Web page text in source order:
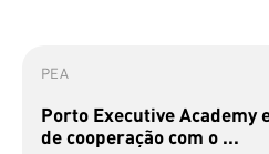
PEA
Porto Executive Academy
de cooperação com o ...